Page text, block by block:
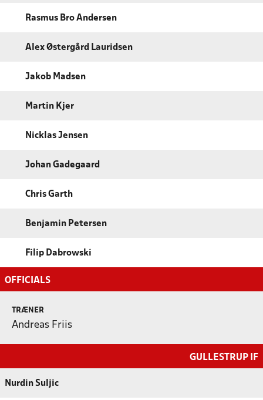
Rasmus Bro Andersen
Alex Østergård Lauridsen
Jakob Madsen
Martin Kjer
Nicklas Jensen
Johan Gadegaard
Chris Garth
Benjamin Petersen
Filip Dabrowski
OFFICIALS
TRÆNER
Andreas Friis
GULLESTRUP IF
Nurdin Suljic